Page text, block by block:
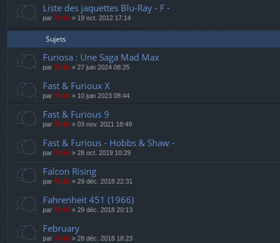
Liste des jaquettes Blu-Ray - F -
par Thãd » 19 oct. 2012 17:14
Sujets
Furiosa : Une Saga Mad Max
par Thãd » 27 juin 2024 08:25
Fast & Furioux X
par Thãd » 10 juin 2023 08:44
Fast & Furious 9
par Thãd » 03 nov. 2021 18:49
Fast & Furious - Hobbs & Shaw -
par Thãd » 28 oct. 2019 10:29
Falcon Rising
par Thãd » 29 déc. 2018 22:31
Fahrenheit 451 (1966)
par Thãd » 29 déc. 2018 20:13
February
par Thãd » 28 déc. 2018 18:23